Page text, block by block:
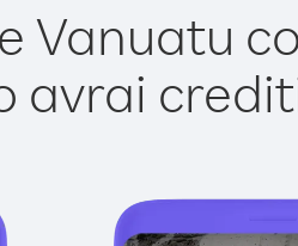
Vanuatu
avrai